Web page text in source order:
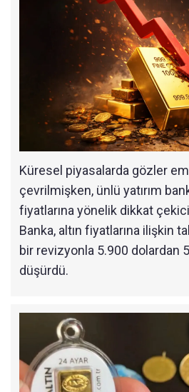
Küresel piyasalarda gözler
çevrilmişken, ünlü yatırım
fiyatlarına yönelik dikkat
Banka, altın fiyatlarına ilişkin
bir revizyonla 5.900 dolardan
düşürdü.